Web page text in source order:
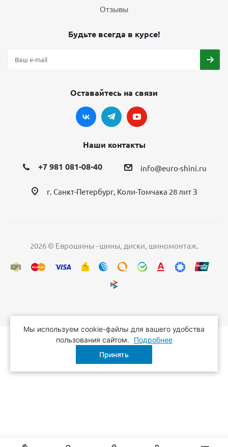
Отзывы
Будьте всегда в курсе!
Оставайтесь на связи
Наши контакты
+7 981 081-08-40 info@euro-shini.ru
г. Санкт-Петербург, Коли-Томчака 28 лит З
2026 © Еврошины - шины, диски, шиномонтаж.
Мы используем cookie-файлы для вашего удобства
пользования сайтом.
Подробнее
Принять